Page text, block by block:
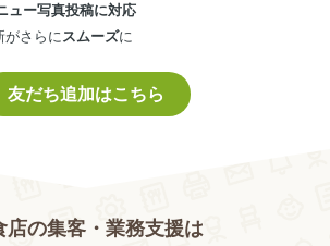
ュー写真投稿に対応
がさらにスムーズに
友だち追加はこちら
店の集客・業務支援は